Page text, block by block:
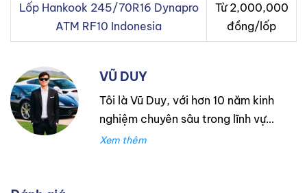
Lốp Hankook 245/70R16 Dynapro
ATM RF10 Indonesia
Từ 2,000,000
đồng/lốp
VŨ DUY
Tôi là Vũ Duy, với hơn 10 năm kinh
nghiệm chuyên sâu trong lĩnh vực
lốp xe. Trong suốt thời gian đó,